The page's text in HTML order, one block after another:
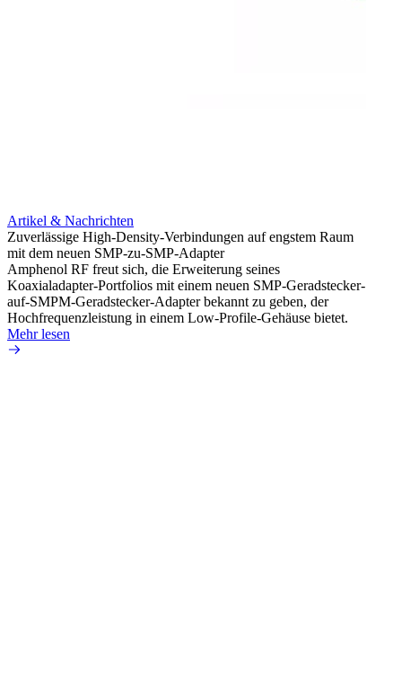
Artikel & Nachrichten
Zuverlässige High-Density-Verbindungen auf engstem Raum
mit dem neuen SMP-zu-SMP-Adapter
Amphenol RF freut sich, die Erweiterung seines
Koaxialadapter-Portfolios mit einem neuen SMP-Geradstecker-
auf-SMPM-Geradstecker-Adapter bekannt zu geben, der
Hochfrequenzleistung in einem Low-Profile-Gehäuse bietet.
Mehr lesen